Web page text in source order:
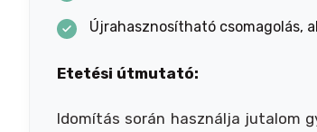
Újrahasznosítható csomagolás,
Etetési útmutató:
Idomítás során használja jutalom